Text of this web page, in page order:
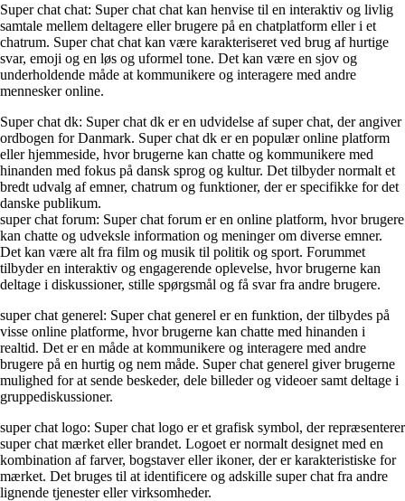
Super chat chat: Super chat chat kan henvise til en interaktiv og livlig
samtale mellem deltagere eller brugere på en chatplatform eller i et
chatrum. Super chat chat kan være karakteriseret ved brug af hurtige
svar, emoji og en løs og uformel tone. Det kan være en sjov og
underholdende måde at kommunikere og interagere med andre
mennesker online.
Super chat dk: Super chat dk er en udvidelse af super chat, der angiver
ordbogen for Danmark. Super chat dk er en populær online platform
eller hjemmeside, hvor brugerne kan chatte og kommunikere med
hinanden med fokus på dansk sprog og kultur. Det tilbyder normalt et
bredt udvalg af emner, chatrum og funktioner, der er specifikke for det
danske publikum.
super chat forum: Super chat forum er en online platform, hvor brugere
kan chatte og udveksle information og meninger om diverse emner.
Det kan være alt fra film og musik til politik og sport. Forummet
tilbyder en interaktiv og engagerende oplevelse, hvor brugerne kan
deltage i diskussioner, stille spørgsmål og få svar fra andre brugere.
super chat generel: Super chat generel er en funktion, der tilbydes på
visse online platforme, hvor brugerne kan chatte med hinanden i
realtid. Det er en måde at kommunikere og interagere med andre
brugere på en hurtig og nem måde. Super chat generel giver brugerne
mulighed for at sende beskeder, dele billeder og videoer samt deltage i
gruppediskussioner.
super chat logo: Super chat logo er et grafisk symbol, der repræsenterer
super chat mærket eller brandet. Logoet er normalt designet med en
kombination af farver, bogstaver eller ikoner, der er karakteristiske for
mærket. Det bruges til at identificere og adskille super chat fra andre
lignende tjenester eller virksomheder.